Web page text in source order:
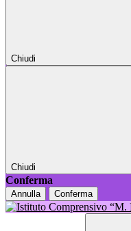
Chiudi
Chiudi
Conferma
Annulla Conferma